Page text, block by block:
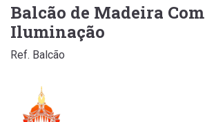
Balcão de Madeira Com
Iluminação
Ref. Balcão